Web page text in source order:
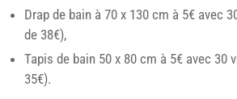
Drap de bain à 70 x 130 cm à 5€ avec
de 38€),
Tapis de bain 50 x 80 cm à 5€ avec 30
35€).